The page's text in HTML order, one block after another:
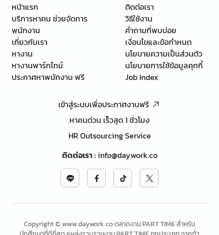
หน้าแรก
บริการหาคน ช่วยจัดการ
พนักงาน
เกี่ยวกับเรา
หางาน
หางานพาร์ทไทม์
ประกาศหาพนักงาน ฟรี
ติดต่อเรา
วิธีใช้งาน
คำถามที่พบบ่อย
เงื่อนไขและข้อกำหนด
นโยบายความเป็นส่วนตัว
นโยบายการใช้ข้อมูลคุกกี้
Job Index
เข้าสู่ระบบเพื่อประกาศงานฟรี
หาคนด่วน เร็วสุด 1 ชั่วโมง
HR Outsourcing Service
ติดต่อเรา:info@daywork.co
Copyright © www.daywork.co ตลาดงาน PART TIME สำหรับ